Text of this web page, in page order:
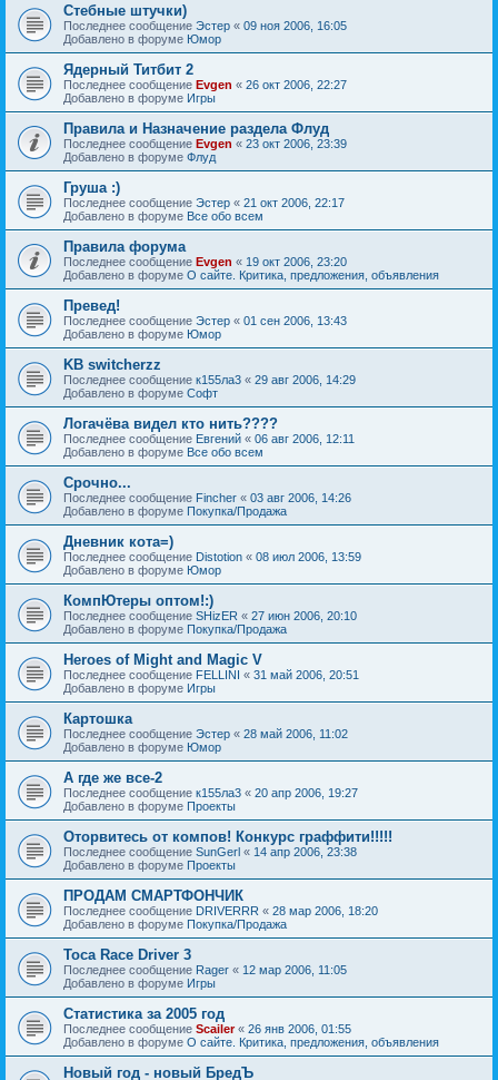
Стебные штучки)
Последнее сообщение Эстер « 09 ноя 2006, 16:05
Добавлено в форуме Юмор
Ядерный Титбит 2
Последнее сообщение Evgen « 26 окт 2006, 22:27
Добавлено в форуме Игры
Правила и Назначение раздела Флуд
Последнее сообщение Evgen « 23 окт 2006, 23:39
Добавлено в форуме Флуд
Груша :)
Последнее сообщение Эстер « 21 окт 2006, 22:17
Добавлено в форуме Все обо всем
Правила форума
Последнее сообщение Evgen « 19 окт 2006, 23:20
Добавлено в форуме О сайте. Критика, предложения, объявления
Превед!
Последнее сообщение Эстер « 01 сен 2006, 13:43
Добавлено в форуме Юмор
KB switcherzz
Последнее сообщение к155ла3 « 29 авг 2006, 14:29
Добавлено в форуме Софт
Логачёва видел кто нить????
Последнее сообщение Евгений « 06 авг 2006, 12:11
Добавлено в форуме Все обо всем
Срочно...
Последнее сообщение Fincher « 03 авг 2006, 14:26
Добавлено в форуме Покупка/Продажа
Дневник кота=)
Последнее сообщение Distotion « 08 июл 2006, 13:59
Добавлено в форуме Юмор
КомпЮтеры оптом!:)
Последнее сообщение SHizER « 27 июн 2006, 20:10
Добавлено в форуме Покупка/Продажа
Heroes of Might and Magic V
Последнее сообщение FELLINI « 31 май 2006, 20:51
Добавлено в форуме Игры
Картошка
Последнее сообщение Эстер « 28 май 2006, 11:02
Добавлено в форуме Юмор
А где же все-2
Последнее сообщение к155ла3 « 20 апр 2006, 19:27
Добавлено в форуме Проекты
Оторвитесь от компов! Конкурс граффити!!!!!
Последнее сообщение SunGerl « 14 апр 2006, 23:38
Добавлено в форуме Проекты
ПРОДАМ СМАРТФОНЧИК
Последнее сообщение DRIVERRR « 28 мар 2006, 18:20
Добавлено в форуме Покупка/Продажа
Toca Race Driver 3
Последнее сообщение Rager « 12 мар 2006, 11:05
Добавлено в форуме Игры
Статистика за 2005 год
Последнее сообщение Scailer« 26 янв 2006, 01:55
Добавлено в форуме О сайте. Критика, предложения, объявления
Новый год - новый БредЪ